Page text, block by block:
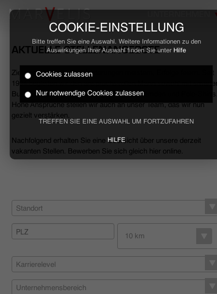
COOKIE-EINSTELLUNG
Bitte treffen Sie eine Auswahl. Weitere Informationen zu den
Auswirkungen Ihrer Auswahl finden Sie unter Hilfe
Cookies zulassen
Nur notwendige Cookies zulassen
TREFFEN SIE EINE AUSWAHL UM FORTZUFAHREN
HILFE
HOME
BUSINESS
UNTERNEHMEN
NACHHALTIGKEIT
HÄNDLERSUCHE
AKTUELLE STELLENANGEBOTE
Ziele erreichen, Herausforderungen meistern, Erfolge feiern. Seit
1994 begleiten wir den anspruchsvollen Mann sowohl mit
Business- als auch mit lässigen Casual-Hemden und Polo-
Hohe Ansprüche stellen wir auch an unser Team, das wir nun
gezielt verstärken.
Nachfolgend erhalten Sie eine Übersicht über unsere derzeit
vakanten Stellen. Bewerben Sie sich gleich hier online.
Standort
10 km
Karrierelevel
Unternehmensbereich